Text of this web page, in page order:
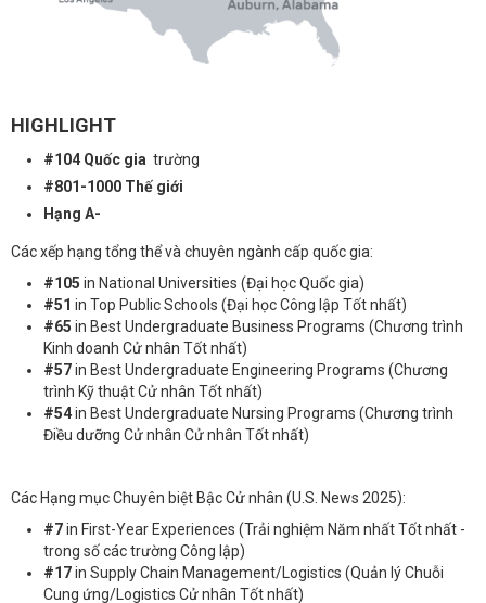
HIGHLIGHT
#104 Quốc gia trường
#801-1000 Thế giới
Hạng A-
Các xếp hạng tổng thể và chuyên ngành cấp quốc gia:
#105 in National Universities (Đại học Quốc gia)
#51 in Top Public Schools (Đại học Công lập Tốt nhất)
#65 in Best Undergraduate Business Programs (Chương trình
Kinh doanh Cử nhân Tốt nhất)
#57in Best Undergraduate Engineering Programs (Chương
trình Kỹ thuật Cử nhân Tốt nhất)
#54in Best Undergraduate Nursing Programs (Chương trình
Điều dưỡng Cử nhân Cử nhân Tốt nhất)
Các Hạng mục Chuyên biệt Bậc Cử nhân (U.S. News 2025):
#7in First-Year Experiences (Trải nghiệm Năm nhất Tốt nhất -
trong số các trường Công lập)
#17in Supply Chain Management/Logistics (Quản lý Chuỗi
Cung ứng/Logistics Cử nhân Tốt nhất)